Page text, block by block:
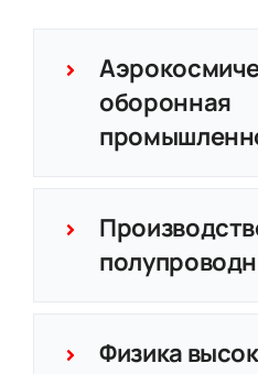
оборонная
Физика